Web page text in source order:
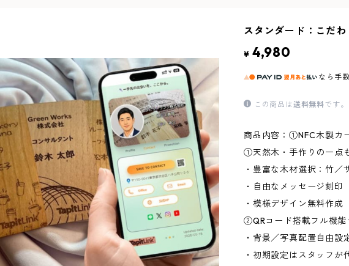
スタンダード：こだわ
¥ 4,980
なら 手
この商品は送料無料です。
商品内容：①NFC木製カ
①天然木・手作りの一点
・豊富な木材選択：竹／
・自由なメッセージ刻印
・模様デザイン無料作成
②QRコード搭載フル機能
・背景／写真配置自由設
・初期設定はスタッフが